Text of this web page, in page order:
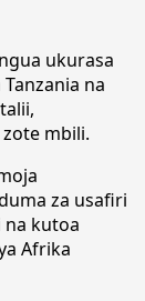
ukurasa
na
mbili.
za usafiri
na kutoa
Afrika